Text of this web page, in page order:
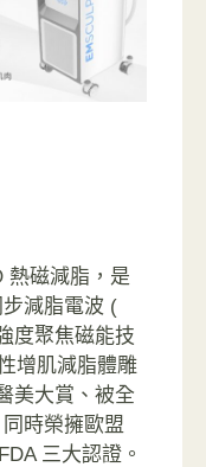
熱磁減脂，是
減脂電波 (
度聚焦磁能技
增肌減脂體雕
美大賞、被全
時榮擁歐盟
三大認證。